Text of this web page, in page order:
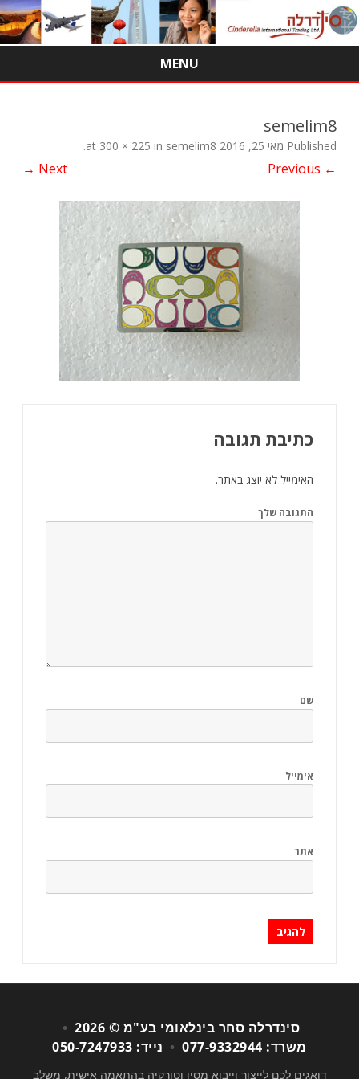
MENU
semelim8
Published מאי 25, 2016 300 × 225 in semelim8
.
← Previous
Next →
כתיבת תגובה
האימייל לא יוצג באתר.
התגובה שלך
שם
אימייל
אתר
סינדרלה סחר בינלאומי בע"מ © 2026
•
משרד: 077-9332944
• נייד: 050-7247933
דואגים לכם לייצור וייבוא מסין וטורקיה בהתאמה אישית, משלב